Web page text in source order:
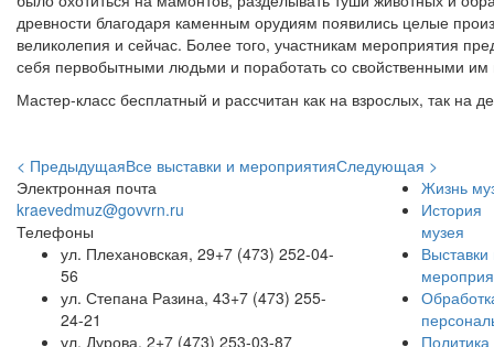
древности благодаря каменным орудиям появились целые
великолепия и сейчас. Более того, участникам мероприятия
себя первобытными людьми и поработать со свойственными им
Мастер-класс бесплатный и рассчитан как на взрослых, так на
< ПредыдущаяВсе выставки и мероприятияСледующая >
Электронная почта
kraevedmuz@govvrn.ru
Телефоны
ул. Плехановская, 29+7 (473) 252-04-
56
ул. Степана Разина, 43+7 (473) 255-
24-21
ул. Дурова, 2+7 (473) 253-03-87
Жизнь
История
музея
Выставки
Политика